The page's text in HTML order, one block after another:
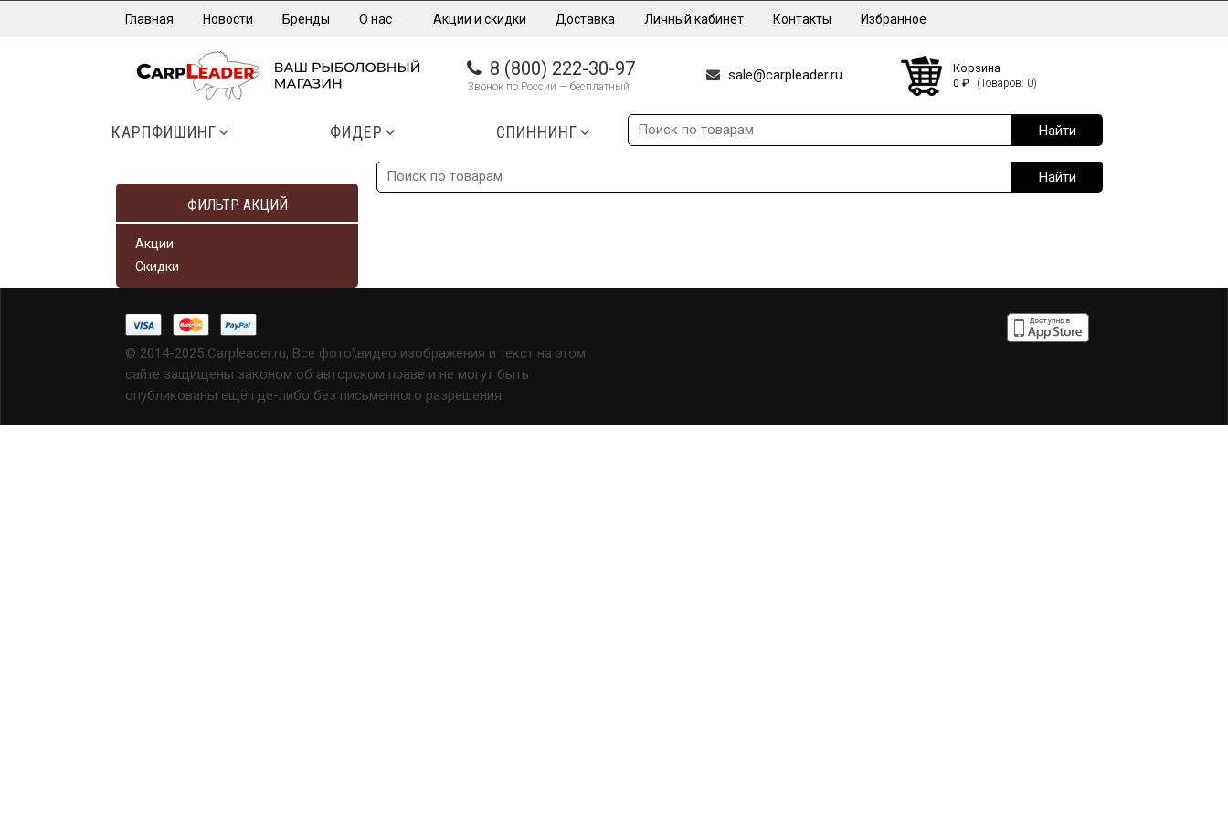
Главная Новости Бренды О нас Акции и скидки Доставка Личный кабинет Контакты Избранное
8 (800) 222-30-97
Звонок по России — бесплатный
sale@carpleader.ru Корзина
0 ₽ (Товаров: 0)
КАРПФИШИНГ ФИДЕР СПИННИНГ
ФИЛЬТР АКЦИЙ
Акции
Скидки
© 2014-2025 Carpleader.ru, Все фото\видео изображения и текст на этом
сайте защищены законом об авторском праве и не могут быть
опубликованы ещё где-либо без письменного разрешения.